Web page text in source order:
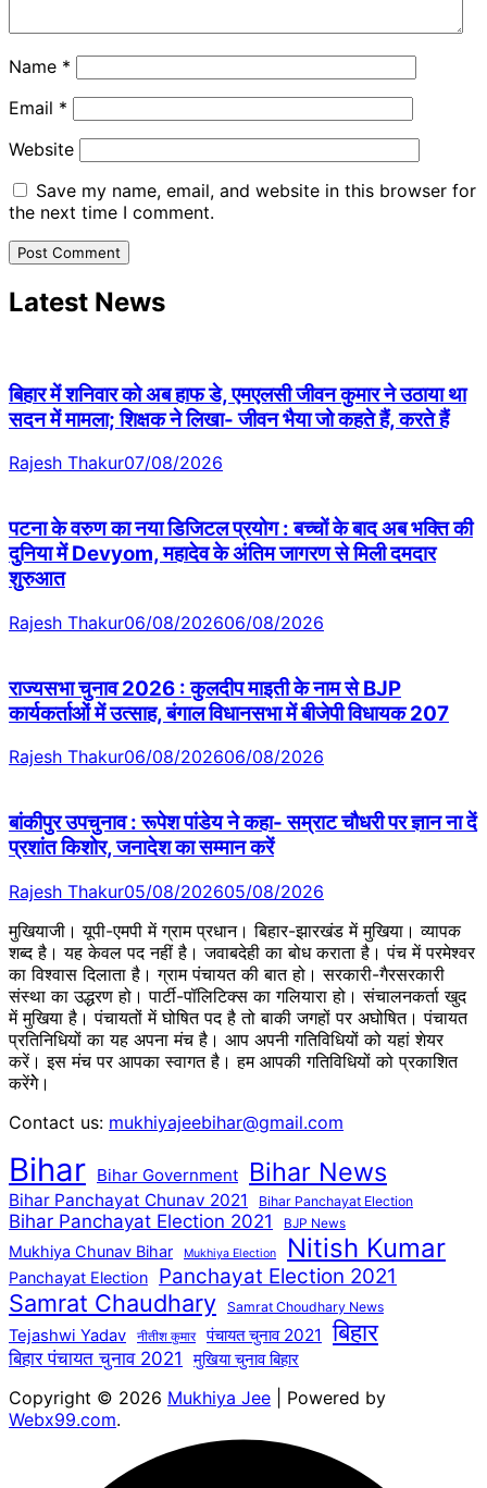
Name *
Email *
Website
Save my name, email, and website in this browser for
the next time I comment.
Latest News
बिहार में शनिवार को अब हाफ डे, एमएलसी जीवन कुमार ने उठाया था
सदन में मामला; शिक्षक ने लिखा- जीवन भैया जो कहते हैं, करते हैं
Rajesh Thakur07/08/2026
पटना के वरुण का नया डिजिटल प्रयोग : बच्चों के बाद अब भक्ति की
दुनिया में Devyom, महादेव के अंतिम जागरण से मिली दमदार
शुरुआत
Rajesh Thakur06/08/202606/08/2026
राज्यसभा चुनाव 2026 : कुलदीप माइती के नाम से BJP
कार्यकर्ताओं में उत्साह, बंगाल विधानसभा में बीजेपी विधायक 207
Rajesh Thakur06/08/202606/08/2026
बांकीपुर उपचुनाव : रूपेश पांडेय ने कहा- सम्राट चौधरी पर ज्ञान ना दें
प्रशांत किशोर, जनादेश का सम्मान करें
Rajesh Thakur05/08/202605/08/2026
मुखियाजी। यूपी-एमपी में ग्राम प्रधान। बिहार-झारखंड में मुखिया। व्यापक
शब्द है। यह केवल पद नहीं है। जवाबदेही का बोध कराता है। पंच में परमेश्वर
का विश्वास दिलाता है। ग्राम पंचायत की बात हो। सरकारी-गैरसरकारी
संस्था का उद्धरण हो। पार्टी-पॉलिटिक्स का गलियारा हो। संचालनकर्ता खुद
में मुखिया है। पंचायतों में घोषित पद है तो बाकी जगहों पर अघोषित। पंचायत
प्रतिनिधियों का यह अपना मंच है। आप अपनी गतिविधियों को यहां शेयर
करें। इस मंच पर आपका स्वागत है। हम आपकी गतिविधियों को प्रकाशित
करेंगेे।
Contact us: mukhiyajeebihar@gmail.com
Bihar Bihar Government Bihar News
Bihar Panchayat Chunav 2021 Bihar Panchayat Election
Bihar Panchayat Election 2021 BJP News
Mukhiya Chunav Bihar Mukhiya Election Nitish Kumar
Panchayat Election Panchayat Election 2021
Samrat Chaudhary Samrat Choudhary News
Tejashwi Yadav नीतीश कुमार पंचायत चुनाव 2021 बिहार
बिहार पंचायत चुनाव 2021 मुखिया चुनाव बिहार
Copyright © 2026 Mukhiya Jee | Powered by
Webx99.com.